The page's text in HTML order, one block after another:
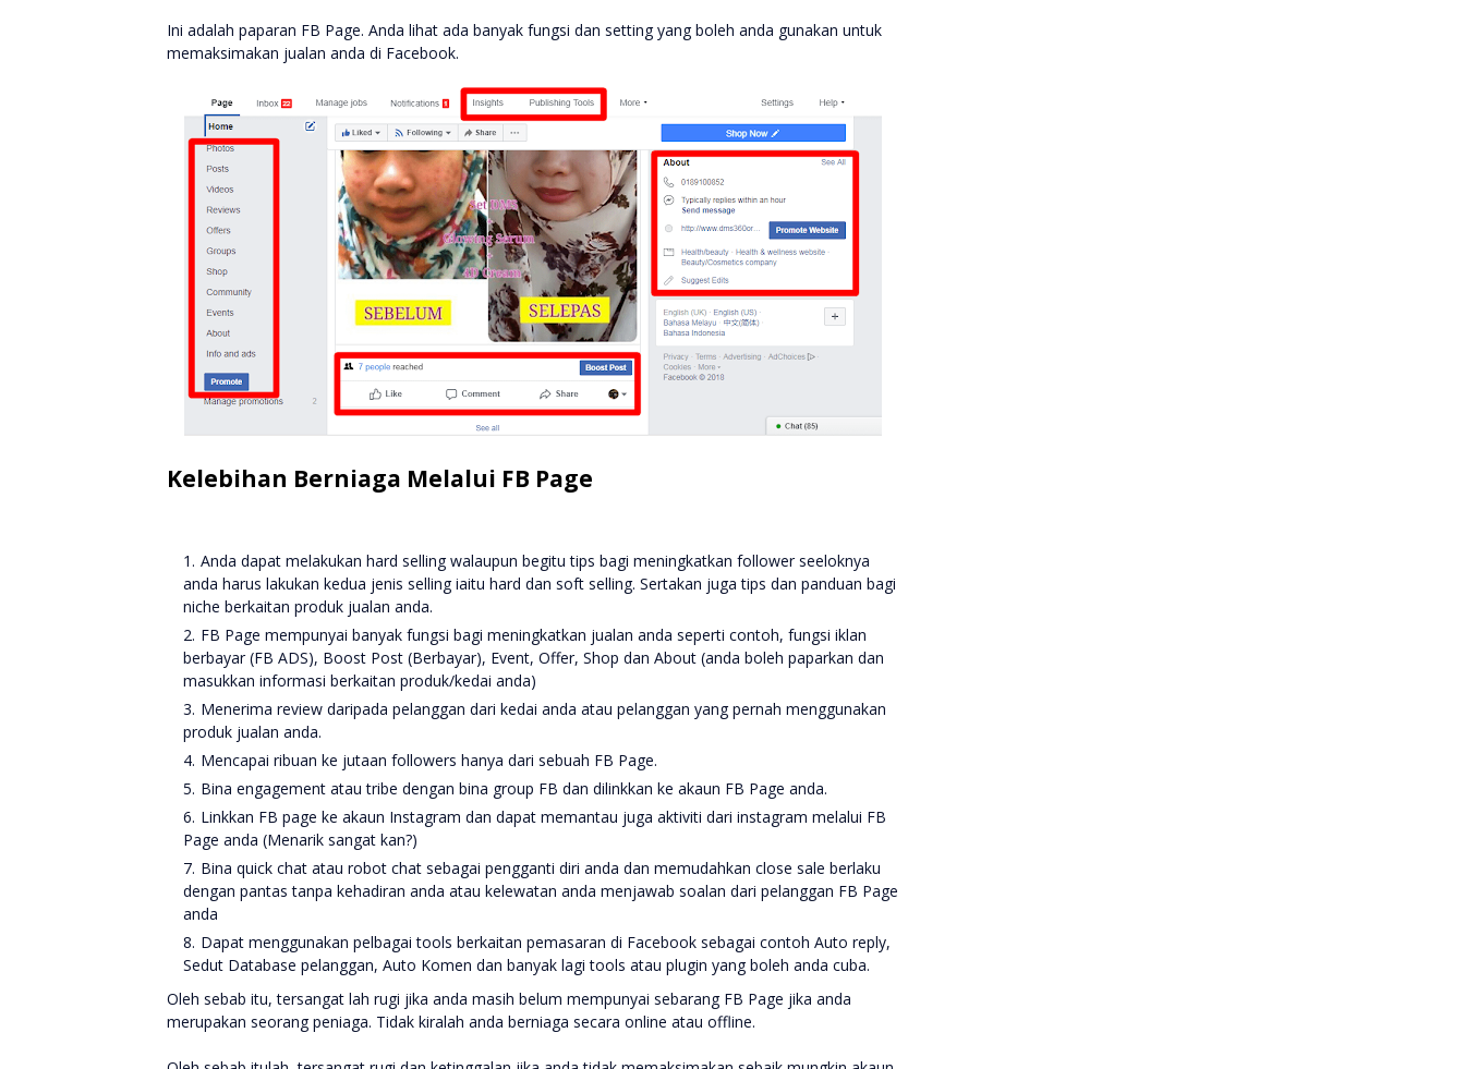
Ini adalah paparan FB Page. Anda lihat ada banyak fungsi dan setting yang boleh anda gunakan untuk
memaksimakan jualan anda di Facebook.
Kelebihan Berniaga Melalui FB Page
Anda dapat melakukan hard selling walaupun begitu tips bagi meningkatkan follower seeloknya
anda harus lakukan kedua jenis selling iaitu hard dan soft selling. Sertakan juga tips dan panduan bagi
niche berkaitan produk jualan anda.
FB Page mempunyai banyak fungsi bagi meningkatkan jualan anda seperti contoh, fungsi iklan
berbayar (FB ADS), Boost Post (Berbayar), Event, Offer, Shop dan About (anda boleh paparkan dan
masukkan informasi berkaitan produk/kedai anda)
Menerima review daripada pelanggan dari kedai anda atau pelanggan yang pernah menggunakan
produk jualan anda.
Mencapai ribuan ke jutaan followers hanya dari sebuah FB Page.
Bina engagement atau tribe dengan bina group FB dan dilinkkan ke akaun FB Page anda.
Linkkan FB page ke akaun Instagram dan dapat memantau juga aktiviti dari instagram melalui FB
Page anda (Menarik sangat kan?)
Bina quick chat atau robot chat sebagai pengganti diri anda dan memudahkan close sale berlaku
dengan pantas tanpa kehadiran anda atau kelewatan anda menjawab soalan dari pelanggan FB Page
anda
Dapat menggunakan pelbagai tools berkaitan pemasaran di Facebook sebagai contoh Auto reply,
Sedut Database pelanggan, Auto Komen dan banyak lagi tools atau plugin yang boleh anda cuba.
Oleh sebab itu, tersangat lah rugi jika anda masih belum mempunyai sebarang FB Page jika anda
merupakan seorang peniaga. Tidak kiralah anda berniaga secara online atau offline.